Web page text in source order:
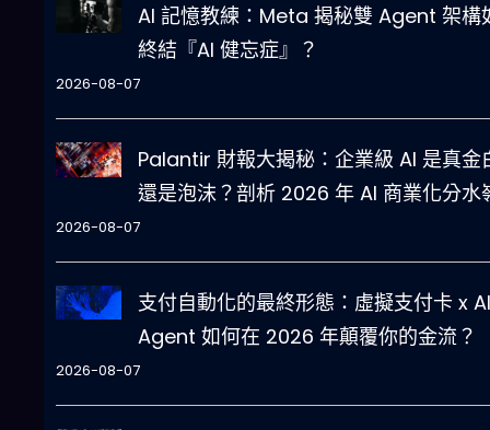
AI 記憶教練：Meta 揭秘雙 Agent 架構
終結『AI 健忘症』？
2026-08-07
Palantir 財報大揭秘：企業級 AI 是真金
還是泡沫？剖析 2026 年 AI 商業化分水
2026-08-07
支付自動化的最終形態：虛擬支付卡 x AI
Agent 如何在 2026 年顛覆你的金流？
2026-08-07